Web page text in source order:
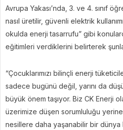
Avrupa Yakası’nda, 3. ve 4. sınıf
nasıl üretilir, güvenli elektrik
okulda enerji tasarrufu” gibi
eğitimleri verdiklerini belirterek
“Çocuklarımızı bilinçli enerji
sadece bugünü değil, yarını da
büyük önem taşıyor. Biz CK Enerji
üzerimize düşen sorumluluğu
nesillere daha yaşanabilir bir dünya